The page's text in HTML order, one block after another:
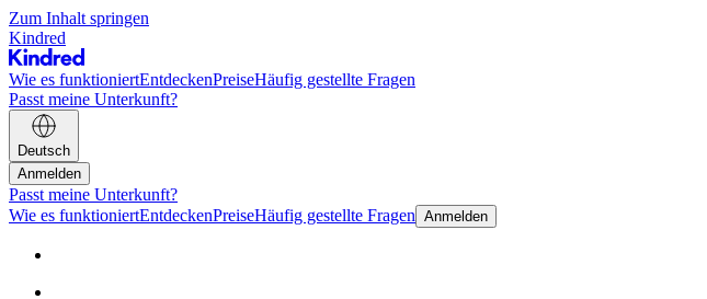
Zum Inhalt springen
Kindred
Wie es funktioniertEntdeckenPreiseHäufig gestellte Fragen
Passt meine Unterkunft?
Deutsch
Anmelden
Passt meine Unterkunft?
Wie es funktioniertEntdeckenPreiseHäufig gestellte Fragen Anmelden